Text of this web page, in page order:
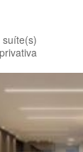
suíte(s)